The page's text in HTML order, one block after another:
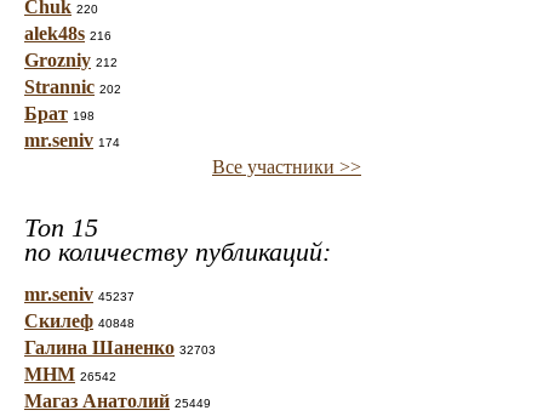
Chuk 220
alek48s 216
Grozniy 212
Strannic 202
Брат 198
mr.seniv 174
Все участники >>
Топ 15
по количеству публикаций:
mr.seniv 45237
Скилеф 40848
Галина Шаненко 32703
МНМ 26542
Магаз Анатолий 25449